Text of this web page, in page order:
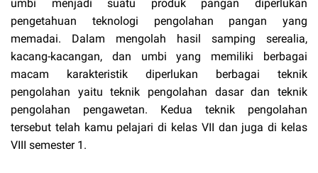
umbi menjadi suatu produk pangan diperlukan
pengetahuan teknologi pengolahan pangan yang
memadai. Dalam mengolah hasil samping serealia,
kacang-kacangan, dan umbi yang memiliki berbagai
macam karakteristik diperlukan berbagai teknik
pengolahan yaitu teknik pengolahan dasar dan teknik
pengolahan pengawetan. Kedua teknik pengolahan
tersebut telah kamu pelajari di kelas VII dan juga di kelas
VIII semester 1.